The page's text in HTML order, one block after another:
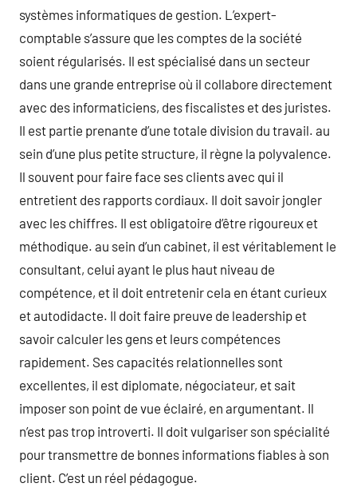
systèmes informatiques de gestion. L’expert-
comptable s’assure que les comptes de la société
soient régularisés. Il est spécialisé dans un secteur
dans une grande entreprise où il collabore directement
avec des informaticiens, des fiscalistes et des juristes.
Il est partie prenante d’une totale division du travail. au
sein d’une plus petite structure, il règne la polyvalence.
Il souvent pour faire face ses clients avec qui il
entretient des rapports cordiaux. Il doit savoir jongler
avec les chiffres. Il est obligatoire d’être rigoureux et
méthodique. au sein d’un cabinet, il est véritablement le
consultant, celui ayant le plus haut niveau de
compétence, et il doit entretenir cela en étant curieux
et autodidacte. Il doit faire preuve de leadership et
savoir calculer les gens et leurs compétences
rapidement. Ses capacités relationnelles sont
excellentes, il est diplomate, négociateur, et sait
imposer son point de vue éclairé, en argumentant. Il
n’est pas trop introverti. Il doit vulgariser son spécialité
pour transmettre de bonnes informations fiables à son
client. C’est un réel pédagogue.